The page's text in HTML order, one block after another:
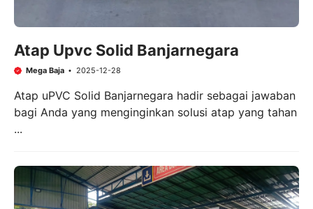
Atap Upvc Solid Banjarnegara
Mega Baja 2025-12-28
Atap uPVC Solid Banjarnegara hadir sebagai jawaban
bagi Anda yang menginginkan solusi atap yang tahan
...